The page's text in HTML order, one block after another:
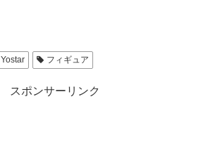
Yostar フィギュア
スポンサーリンク